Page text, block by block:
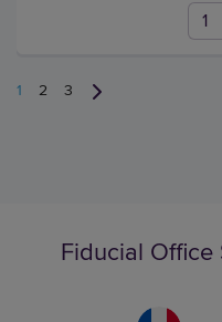
1 2 3
Fiducial